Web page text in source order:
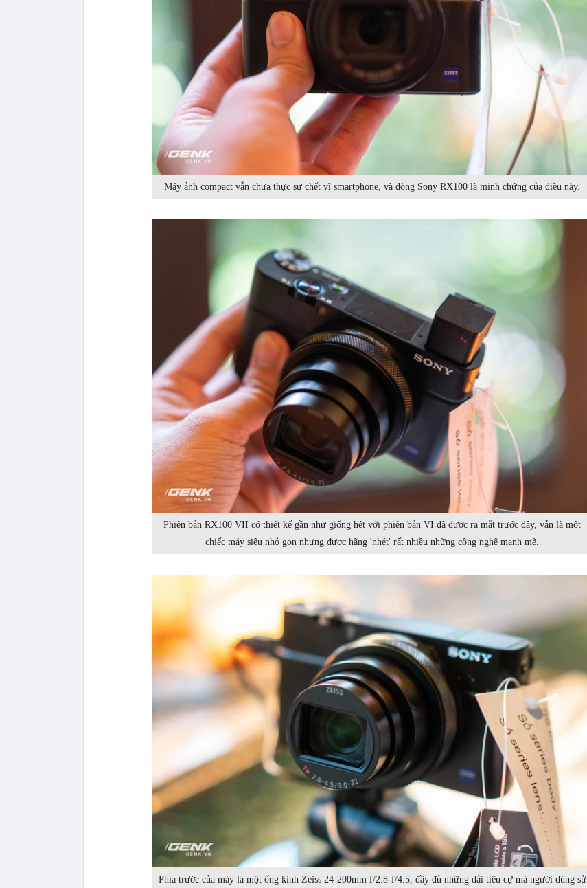
Máy ảnh compact vẫn chưa thực sự chết vì smartphone, và dòng Sony RX100 là minh chứng của điều này.
Phiên bản RX100 VII có thiết kế gần như giống hệt với phiên bản VI đã được ra mắt trước đây, vẫn là một
chiếc máy siêu nhỏ gọn nhưng được hãng 'nhét' rất nhiều những công nghệ mạnh mẽ.
Phía trước của máy là một ống kính Zeiss 24-200mm f/2.8-f/4.5, đầy đủ những dải tiêu cự mà người dùng sử